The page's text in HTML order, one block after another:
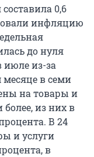
0,6
инфляцию
до нуля
из-за
в семи
на товары и
из них в
В 24
и услуги
в